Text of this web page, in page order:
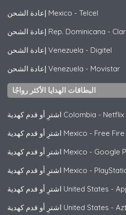
إعادة الشحن Mexico - Telcel
إعادة الشحن Rep. Dominicana -
إعادة الشحن Venezuela - Digitel
إعادة الشحن Venezuela - Movistar
البطاقات الهدايا الأكثر رواجًا
اشترِ أو قدم كهدية Colombia - Netflix
اشترِ أو قدم كهدية Mexico - Free Fire
اشترِ أو قدم كهدية Mexico - Google
اشترِ أو قدم كهدية Mexico -
اشترِ أو قدم كهدية United States -
اشترِ أو قدم كهدية United States -